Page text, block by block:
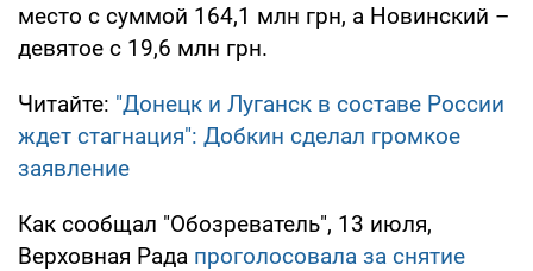
место с суммой 164,1 млн грн, а Новинский –
девятое с 19,6 млн грн.
Читайте: "Донецк и Луганск в составе России
ждет стагнация": Добкин сделал громкое
заявление
Как сообщал "Обозреватель", 13 июля,
Верховная Рада проголосовала за снятие